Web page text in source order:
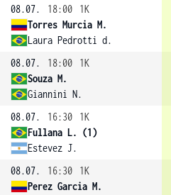
08.07.
18:00
1K
Torres Murcia M.
Laura Pedrotti d.
08.07.
18:00
1K
Souza M.
Giannini N.
08.07.
16:30
1K
Fullana L. (1)
Estevez J.
08.07.
16:30
1K
Perez Garcia M.